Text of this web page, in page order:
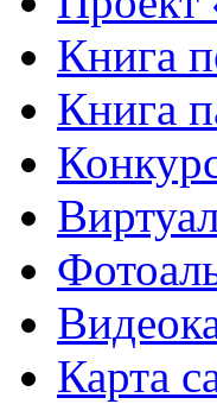
Книга
Книга
Карта